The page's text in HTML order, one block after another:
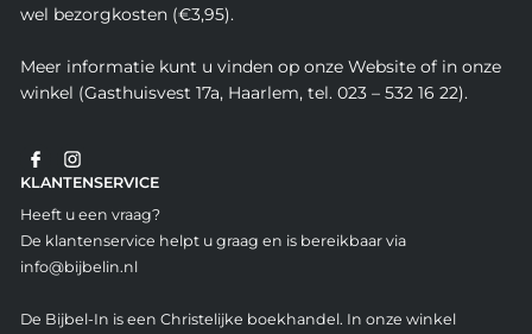
wel bezorgkosten (€3,95).
Meer informatie kunt u vinden op onze Website of in onze
winkel (Gasthuisvest 17a, Haarlem, tel. 023 – 532 16 22).
KLANTENSERVICE
Heeft u een vraag?
De klantenservice helpt u graag en is bereikbaar via
info@bijbelin.nl
De Bijbel-In is een Christelijke boekhandel. In onze winkel